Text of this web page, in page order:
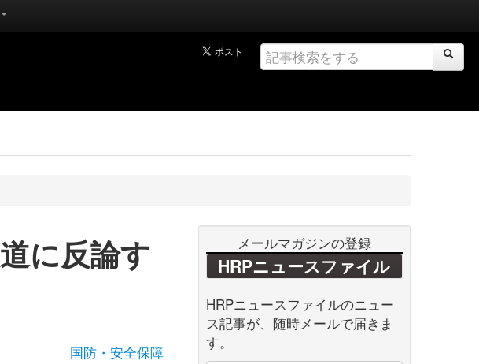
に反論す
国防・安全保障
メールマガジンの登録
HRPニュースファイル
HRPニュースファイルのニュー
ス記事が、随時メールで届きま
す。